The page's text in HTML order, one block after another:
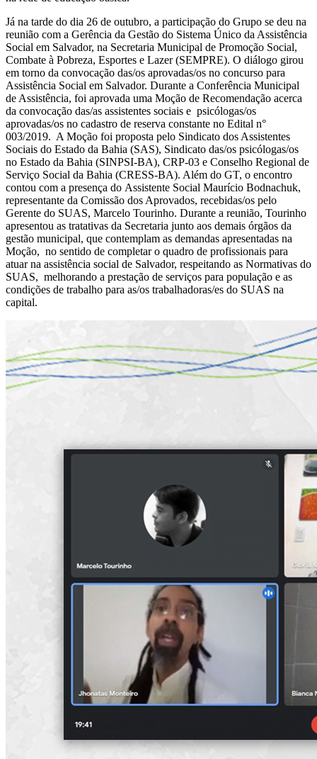
Já na tarde do dia 26 de outubro, a participação do Grupo se deu na
reunião com a Gerência da Gestão do Sistema Único da Assistência
Social em Salvador, na Secretaria Municipal de Promoção Social,
Combate à Pobreza, Esportes e Lazer (SEMPRE). O diálogo girou
em torno da convocação das/os aprovadas/os no concurso para
Assistência Social em Salvador. Durante a Conferência Municipal
de Assistência, foi aprovada uma Moção de Recomendação acerca
da convocação das/as assistentes sociais e psicólogas/os
aprovadas/os no cadastro de reserva constante no Edital n°
003/2019. A Moção foi proposta pelo Sindicato dos Assistentes
Sociais do Estado da Bahia (SAS), Sindicato das/os psicólogas/os
no Estado da Bahia (SINPSI-BA), CRP-03 e Conselho Regional de
Serviço Social da Bahia (CRESS-BA). Além do GT, o encontro
contou com a presença do Assistente Social Maurício Bodnachuk,
representante da Comissão dos Aprovados, recebidas/os pelo
Gerente do SUAS, Marcelo Tourinho. Durante a reunião, Tourinho
apresentou as tratativas da Secretaria junto aos demais órgãos da
gestão municipal, que contemplam as demandas apresentadas na
Moção, no sentido de completar o quadro de profissionais para
atuar na assistência social de Salvador, respeitando as Normativas do
SUAS, melhorando a prestação de serviços para população e as
condições de trabalho para as/os trabalhadoras/es do SUAS na
capital.